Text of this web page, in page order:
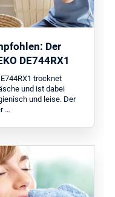
Der
DE744RX1
trocknet
und ist dabei
und leise. Der
…